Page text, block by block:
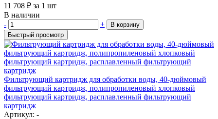
11 708 ₽ за 1 шт
В наличии
-
+
В корзину
Быстрый просмотр
Фильтрующий картридж для обработки воды, 40-дюймовый
фильтрующий картридж, полипропиленовый хлопковый
фильтрующий картридж, расплавленный фильтрующий
картридж
Артикул: -